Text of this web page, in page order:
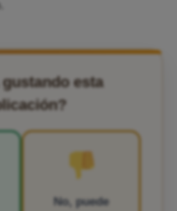
gustando esta
No, puede